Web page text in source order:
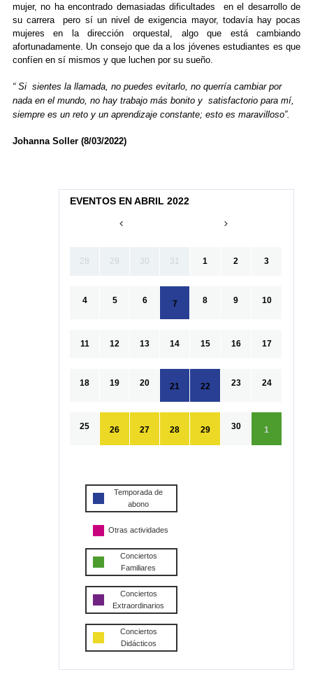
mujer, no ha encontrado demasiadas dificultades en el desarrollo de
su carrera pero sí un nivel de exigencia mayor, todavía hay pocas
mujeres en la dirección orquestal, algo que está cambiando
afortunadamente. Un consejo que da a los jóvenes estudiantes es que
confíen en sí mismos y que luchen por su sueño.
“ Si sientes la llamada, no puedes evitarlo, no querría cambiar por
nada en el mundo, no hay trabajo más bonito y satisfactorio para mí,
siempre es un reto y un aprendizaje constante; esto es maravilloso”.
Johanna Soller (8/03/2022)
EVENTOS EN ABRIL 2022
28 29 30 31 1 2 3
4 5 6 7 8 9 10
11 12 13 14 15 16 17
18 19 20 21 22 23 24
25 26 27 28 29 30 1
Temporada de
abono
Otras actividades
Conciertos
Familiares
Conciertos
Extraordinarios
Conciertos
Didácticos